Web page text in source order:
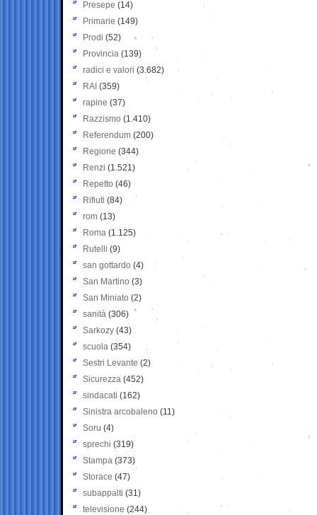
Presepe (14)
Primarie (149)
Prodi (52)
Provincia (139)
radici e valori (3.682)
RAI (359)
rapine (37)
Razzismo (1.410)
Referendum (200)
Regione (344)
Renzi (1.521)
Repetto (46)
Rifiuti (84)
rom (13)
Roma (1.125)
Rutelli (9)
san gottardo (4)
San Martino (3)
San Miniato (2)
sanità (306)
Sarkozy (43)
scuola (354)
Sestri Levante (2)
Sicurezza (452)
sindacati (162)
Sinistra arcobaleno (11)
Soru (4)
sprechi (319)
Stampa (373)
Storace (47)
subappalti (31)
televisione(244)